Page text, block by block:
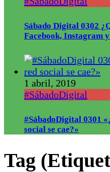
Sábado Digital 0302
Facebook, Instagram
1 abril, 2019
#SábadoDigital
#SábadoDigital 0301
social se cae?»
Tag